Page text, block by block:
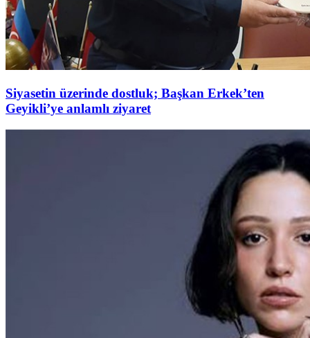
Siyasetin üzerinde dostluk; Başkan Erkek’ten
Geyikli’ye anlamlı ziyaret